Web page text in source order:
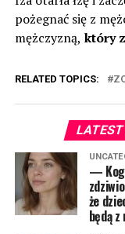
pożegnać się z
mężczyzną, który
RELATED TOPICS:
LATEST
—
że
będą